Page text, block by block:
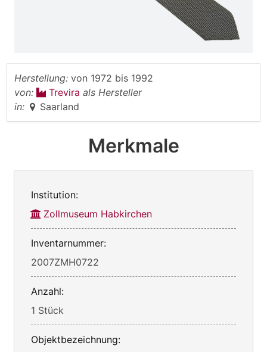
Herstellung: von 1972 bis 1992
von:
Trevira als Hersteller
in:
Saarland
Merkmale
Institution:
Zollmuseum Habkirchen
Inventarnummer:
2007ZMH0722
Anzahl:
1 Stück
Objektbezeichnung: